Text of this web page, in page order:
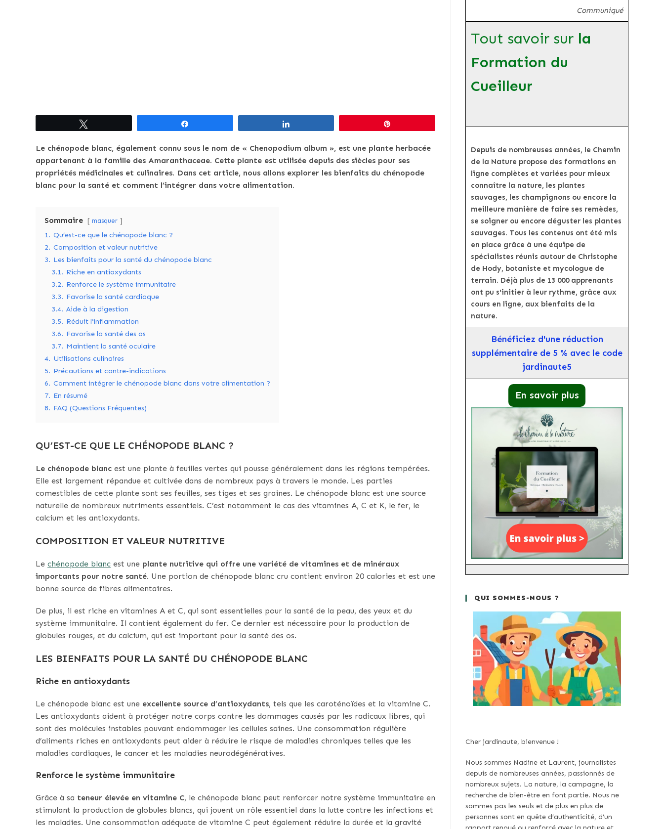
Le chénopode blanc, également connu sous le nom de « Chenopodium album », est une plante herbacée
appartenant à la famille des Amaranthaceae. Cette plante est utilisée depuis des siècles pour ses
propriétés médicinales et culinaires. Dans cet article, nous allons explorer les bienfaits du chénopode
blanc pour la santé et comment l’intégrer dans votre alimentation.
Sommaire masquer
1. Qu’est-ce que le chénopode blanc ?
2. Composition et valeur nutritive
3. Les bienfaits pour la santé du chénopode blanc
3.1. Riche en antioxydants
3.2. Renforce le système immunitaire
3.3. Favorise la santé cardiaque
3.4. Aide à la digestion
3.5. Réduit l’inflammation
3.6. Favorise la santé des os
3.7. Maintient la santé oculaire
4. Utilisations culinaires
5. Précautions et contre-indications
6. Comment intégrer le chénopode blanc dans votre alimentation ?
7. En résumé
8. FAQ (Questions Fréquentes)
QU’EST-CE QUE LE CHÉNOPODE BLANC ?
Le chénopode blanc est une plante à feuilles vertes qui pousse généralement dans les régions tempérées.
Elle est largement répandue et cultivée dans de nombreux pays à travers le monde. Les parties
comestibles de cette plante sont ses feuilles, ses tiges et ses graines. Le chénopode blanc est une source
naturelle de nombreux nutriments essentiels. C’est notamment le cas des vitamines A, C et K, le fer, le
calcium et les antioxydants.
COMPOSITION ET VALEUR NUTRITIVE
Le chénopode blanc est une plante nutritive qui offre une variété de vitamines et de minéraux
importants pour notre santé. Une portion de chénopode blanc cru contient environ 20 calories et est une
bonne source de fibres alimentaires.
De plus, il est riche en vitamines A et C, qui sont essentielles pour la santé de la peau, des yeux et du
système immunitaire. Il contient également du fer. Ce dernier est nécessaire pour la production de
globules rouges, et du calcium, qui est important pour la santé des os.
LES BIENFAITS POUR LA SANTÉ DU CHÉNOPODE BLANC
Riche en antioxydants
Le chénopode blanc est une excellente source d’antioxydants, tels que les caroténoïdes et la vitamine C.
Les antioxydants aident à protéger notre corps contre les dommages causés par les radicaux libres, qui
sont des molécules instables pouvant endommager les cellules saines. Une consommation régulière
d’aliments riches en antioxydants peut aider à réduire le risque de maladies chroniques telles que les
maladies cardiaques, le cancer et les maladies neurodégénératives.
Renforce le système immunitaire
Grâce à sa teneur élevée en vitamine C, le chénopode blanc peut renforcer notre système immunitaire en
stimulant la production de globules blancs, qui jouent un rôle essentiel dans la lutte contre les infections et
les maladies. Une consommation adéquate de vitamine C peut également réduire la durée et la gravité
Communiqué
Tout savoir sur la
Formation du
Cueilleur
Depuis de nombreuses années, le Chemin
de la Nature propose des formations en
ligne complètes et variées pour mieux
connaître la nature, les plantes
sauvages, les champignons ou encore la
meilleure manière de faire ses remèdes,
se soigner ou encore déguster les plantes
sauvages. Tous les contenus ont été mis
en place grâce à une équipe de
spécialistes réunis autour de Christophe
de Hody, botaniste et mycologue de
terrain. Déjà plus de 13 000 apprenants
ont pu s'initier à leur rythme, grâce aux
cours en ligne, aux bienfaits de la
nature.
Bénéficiez d'une réduction
supplémentaire de 5 % avec le code
jardinaute5
En savoir plus
QUI SOMMES-NOUS ?
Cher jardinaute, bienvenue !
Nous sommes Nadine et Laurent, journalistes
depuis de nombreuses années, passionnés de
nombreux sujets. La nature, la campagne, la
recherche de bien-être en font partie. Nous ne
sommes pas les seuls et de plus en plus de
personnes sont en quête d’authenticité, d’un